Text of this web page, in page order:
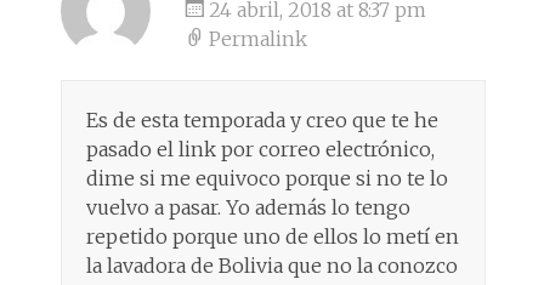
24 abril, 2018 at 8:37 pm
Permalink
Es de esta temporada y creo que te he
pasado el link por correo electrónico,
dime si me equivoco porque si no te lo
vuelvo a pasar. Yo además lo tengo
repetido porque uno de ellos lo metí en
la lavadora de Bolivia que no la conozco